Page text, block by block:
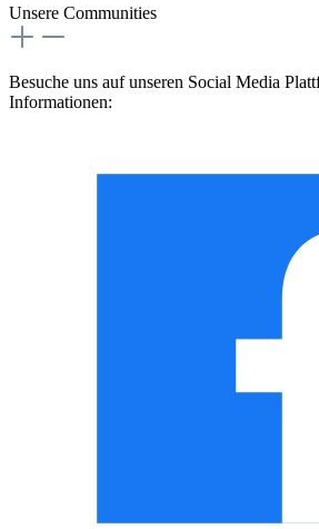
Unsere Communities
Besuche uns auf unseren Social Media
Informationen: